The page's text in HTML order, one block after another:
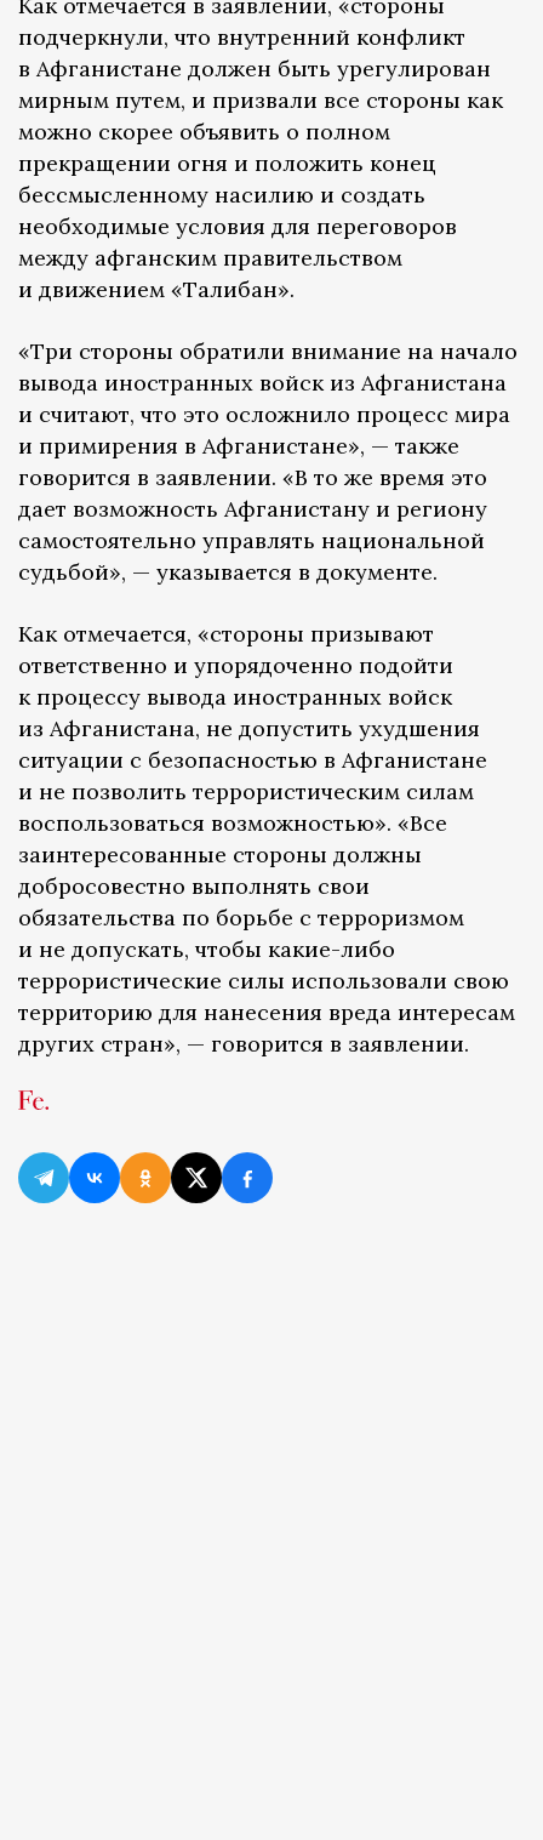
подчеркнули, что внутренний конфликт
в Афганистане должен быть урегулирован
мирным путем, и призвали все стороны как
можно скорее объявить о полном
прекращении огня и положить конец
бессмысленному насилию и создать
необходимые условия для переговоров
между афганским правительством
и движением «Талибан».
«Три стороны обратили внимание на начало
вывода иностранных войск из Афганистана
и считают, что это осложнило процесс мира
и примирения в Афганистане», — также
говорится в заявлении. «В то же время это
дает возможность Афганистану и региону
самостоятельно управлять национальной
судьбой», — указывается в документе.
Как отмечается, «стороны призывают
ответственно и упорядоченно подойти
к процессу вывода иностранных войск
из Афганистана, не допустить ухудшения
ситуации с безопасностью в Афганистане
и не позволить террористическим силам
воспользоваться возможностью». «Все
заинтересованные стороны должны
добросовестно выполнять свои
обязательства по борьбе с терроризмом
и не допускать, чтобы какие-либо
террористические силы использовали свою
территорию для нанесения вреда интересам
других стран», — говорится в заявлении.